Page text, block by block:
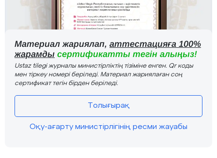
Материал жариялап, аттестацияға 100%
жарамды сертификатты тегін алыңыз!
Ustaz tilegi журналы министірліктің тізіміне енген. Qr коды
мен тіркеу номері беріледі. Материал жариялаған соң
сертификат тегін бірден беріледі.
Толығырақ
Оқу-ағарту министірлігінің ресми жауабы